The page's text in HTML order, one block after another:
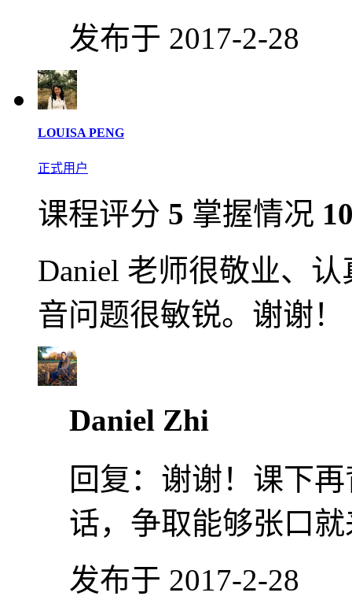
发布于 2017-2-28
LOUISA PENG
正式用户
课程评分 5 掌握情况
Daniel 老师很敬业、
音问题很敏锐。谢谢！
Daniel Zhi
回复： 谢谢！课下
话，争取能够张口
发布于 2017-2-28